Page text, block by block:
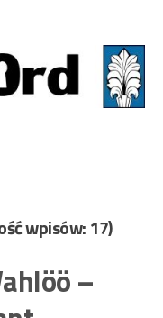
wpisów: 17)
–